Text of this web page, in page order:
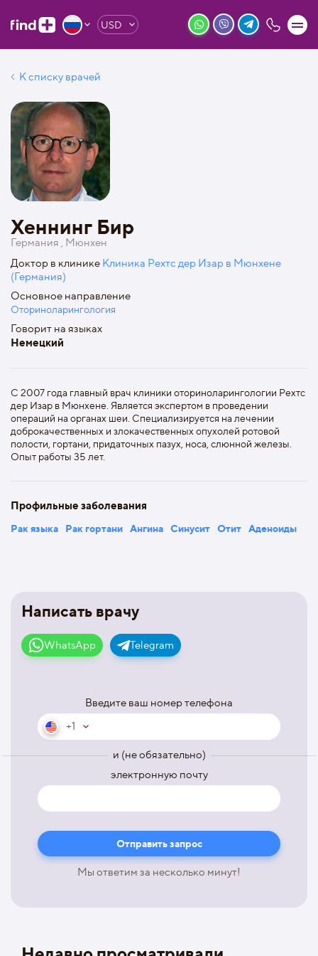
USD
К списку врачей
Написать врачу
WhatsApp Telegram
Введите ваш номер телефона
+1
и (не обязательно)
электронную почту
Мы ответим за несколько минут!
Хеннинг Бир
Германия , Мюнхен
Доктор в клинике Клиника Рехтс дер Изар в Мюнхене
(Германия)
Основное направление
Оториноларингология
Говорит на языках
Немецкий
С 2007 года главный врач клиники оториноларингологии Рехтс
дер Изар в Мюнхене. Является экспертом в проведении
операций на органах шеи. Специализируется на лечении
доброкачественных и злокачественных опухолей ротовой
полости, гортани, придаточных пазух, носа, слюнной железы.
Опыт работы 35 лет.
Профильные заболевания
Рак языка Рак гортани Ангина Синусит Отит Аденоиды